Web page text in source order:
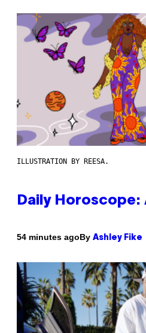
ILLUSTRATION BY REESA.
Daily Horoscope:
54 minutes agoBy Ashley Fike